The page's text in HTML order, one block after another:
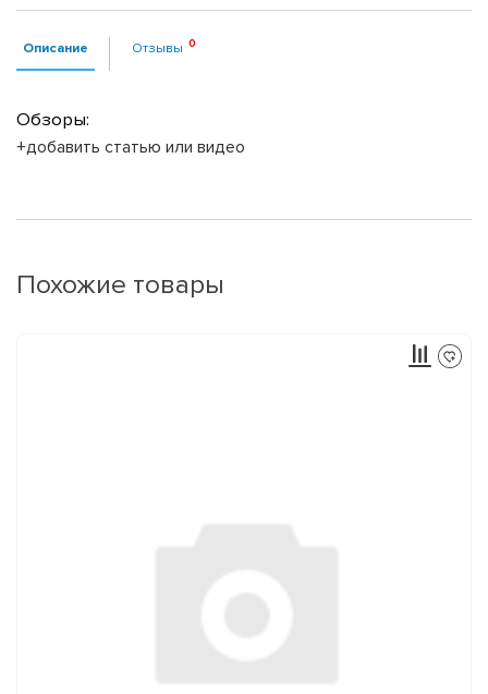
Описание Отзывы
Обзоры:
+добавить статью или видео
Похожие товары